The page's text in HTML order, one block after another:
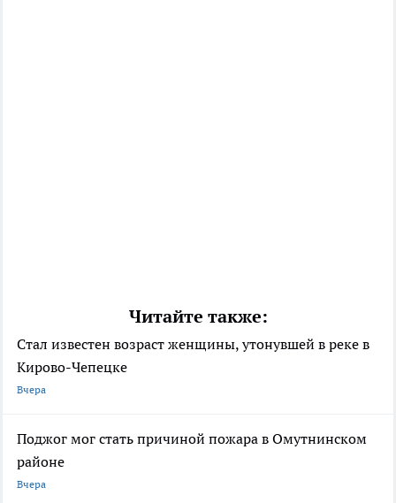
Читайте также:
Стал известен возраст женщины, утонувшей в реке в
Кирово-Чепецке
Вчера
Поджог мог стать причиной пожара в Омутнинском
районе
Вчера